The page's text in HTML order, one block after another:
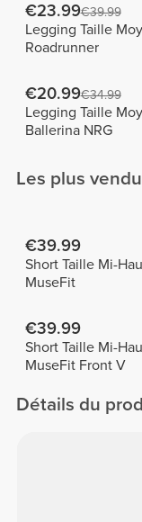
€23.99€39.99
Legging Taille
Roadrunner
€20.99€34.99
Legging Taille
Ballerina NRG
Les plus
€39.99
Short Taille Mi-
MuseFit
€39.99
Short Taille Mi-
MuseFit Front V
Détails du